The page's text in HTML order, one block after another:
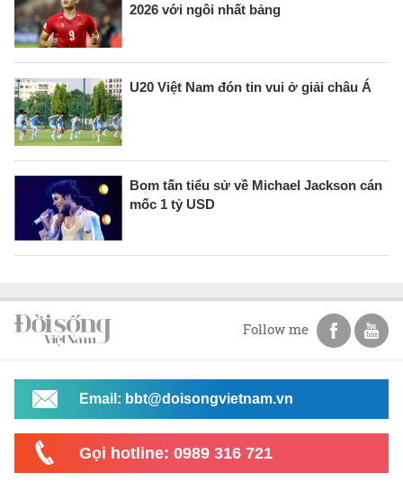
2026 với ngôi nhất bảng
U20 Việt Nam đón tin vui ở giải châu Á
Bom tấn tiểu sử về Michael Jackson cán
mốc 1 tỷ USD
Follow me
Email: bbt@doisongvietnam.vn
Gọi hotline: 0989 316 721